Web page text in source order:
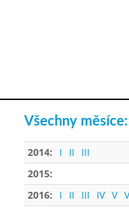
Všechny měsíce:
2014: I II
III
2015:
2016:
I II III IV V